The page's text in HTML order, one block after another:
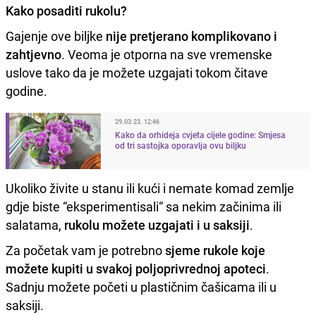
Kako posaditi rukolu?
Gajenje ove biljke nije pretjerano komplikovano i
zahtjevno. Veoma je otporna na sve vremenske
uslove tako da je možete uzgajati tokom čitave
godine.
29.03.23. 12:46
Kako da orhideja cvjeta cijele godine: Smjesa
od tri sastojka oporavlja ovu biljku
Ukoliko živite u stanu ili kući i nemate komad zemlje
gdje biste “eksperimentisali“ sa nekim začinima ili
salatama, rukolu možete uzgajati i u saksiji.
Za početak vam je potrebnosjeme rukole koje
možete kupiti u svakoj poljoprivrednoj apoteci.
Sadnju možete početi u plastičnim čašicama ili u
saksiji.